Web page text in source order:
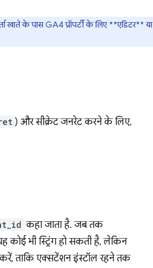
के पास GA4 प्रॉपर्टी के लिए **एडिटर** या
) और सीक्रेट जनरेट करने के लिए,
कहा जाता है. जब तक
कोई भी स्ट्रिंग हो सकती है, लेकिन
ताकि एक्सटेंशन इंस्टॉल रहने तक